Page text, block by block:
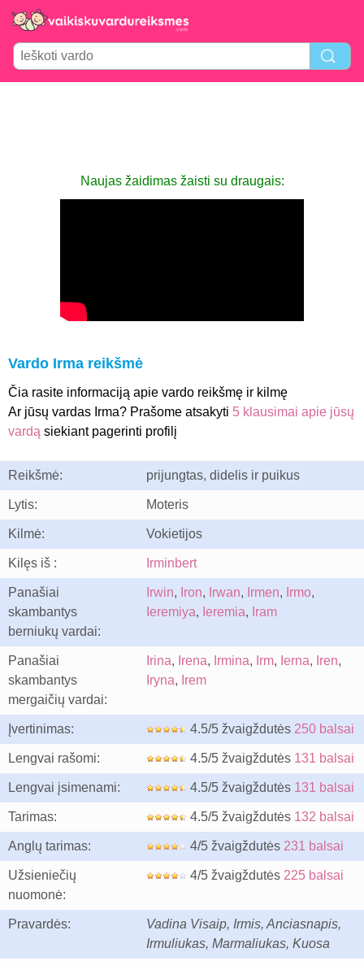
Naujas žaidimas žaisti su draugais:
Vardo Irma reikšmė
Čia rasite informaciją apie vardo reikšmę ir kilmę
Ar jūsų vardas Irma? Prašome atsakyti 5 klausimai apie jūsų
vardą siekiant pagerinti profilį
Reikšmė: prijungtas, didelis ir puikus
Lytis: Moteris
Kilmė: Vokietijos
Kilęs iš : Irminbert
Panašiai
skambantys
berniukų vardai:
Irwin, Iron, Irwan, Irmen, Irmo,
Ieremiya, Ieremia, Iram
Panašiai
skambantys
mergaičių vardai:
Irina, Irena, Irmina, Irm, Ierna, Iren,
Iryna, Irem
Įvertinimas: 4.5/5 žvaigždutės 250 balsai
Lengvai rašomi: 4.5/5 žvaigždutės 131 balsai
Lengvai įsimenami: 4.5/5 žvaigždutės 131 balsai
Tarimas: 4.5/5 žvaigždutės 132 balsai
Anglų tarimas: 4/5 žvaigždutės 231 balsai
Užsieniečių
nuomonė:
4/5 žvaigždutės 225 balsai
Pravardės:
Vadina Visaip, Irmis, Anciasnapis,
Irmuliukas, Marmaliukas, Kuosa